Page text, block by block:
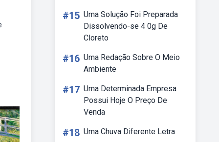
#15 Uma Solução Foi Preparada
Dissolvendo-se 4 0g De
Cloreto
#16 Uma Redação Sobre O Meio
Ambiente
#17 Uma Determinada Empresa
Possui Hoje O Preço De
Venda
#18 Uma Chuva Diferente Letra